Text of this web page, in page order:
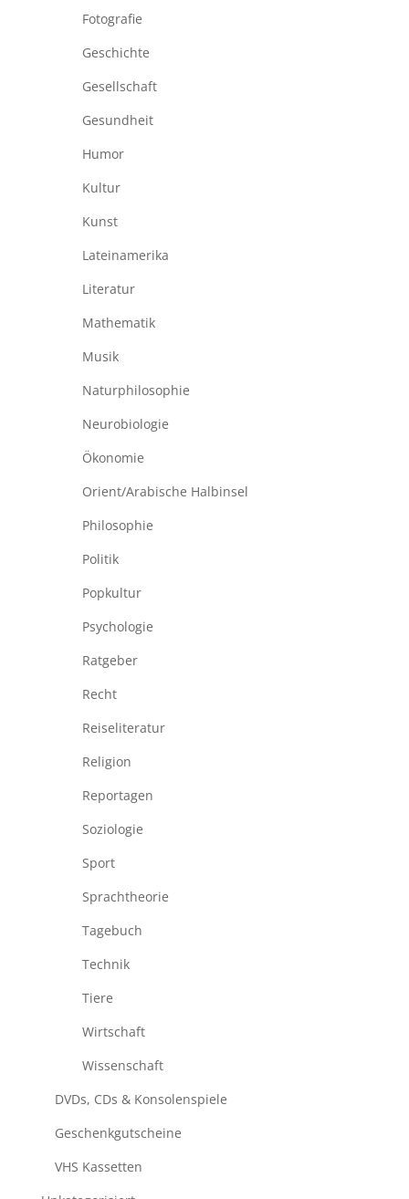
Fotografie
Geschichte
Gesellschaft
Gesundheit
Humor
Kultur
Kunst
Lateinamerika
Literatur
Mathematik
Musik
Naturphilosophie
Neurobiologie
Ökonomie
Orient/Arabische Halbinsel
Philosophie
Politik
Popkultur
Psychologie
Ratgeber
Recht
Reiseliteratur
Religion
Reportagen
Soziologie
Sport
Sprachtheorie
Tagebuch
Technik
Tiere
Wirtschaft
Wissenschaft
DVDs, CDs & Konsolenspiele
Geschenkgutscheine
VHS Kassetten